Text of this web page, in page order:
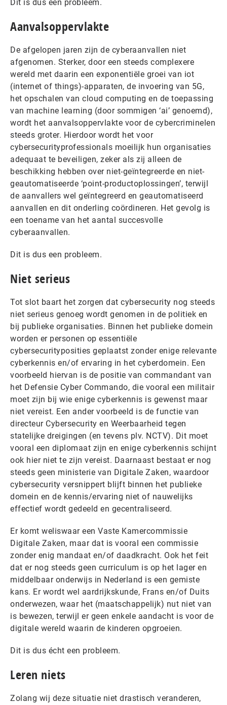
Dit is dus een probleem.
Aanvalsoppervlakte
De afgelopen jaren zijn de cyberaanvallen niet
afgenomen. Sterker, door een steeds complexere
wereld met daarin een exponentiële groei van iot
(internet of things)-apparaten, de invoering van 5G,
het opschalen van cloud computing en de toepassing
van machine learning (door sommigen ‘ai’ genoemd),
wordt het aanvalsoppervlakte voor de cybercriminelen
steeds groter. Hierdoor wordt het voor
cybersecurityprofessionals moeilijk hun organisaties
adequaat te beveiligen, zeker als zij alleen de
beschikking hebben over niet-geïntegreerde en niet-
geautomatiseerde ‘point-productoplossingen’, terwijl
de aanvallers wel geïntegreerd en geautomatiseerd
aanvallen en dit onderling coördineren. Het gevolg is
een toename van het aantal succesvolle
cyberaanvallen.
Dit is dus een probleem.
Niet serieus
Tot slot baart het zorgen dat cybersecurity nog steeds
niet serieus genoeg wordt genomen in de politiek en
bij publieke organisaties. Binnen het publieke domein
worden er personen op essentiële
cybersecurityposities geplaatst zonder enige relevante
cyberkennis en/of ervaring in het cyberdomein. Een
voorbeeld hiervan is de positie van commandant van
het Defensie Cyber Commando, die vooral een militair
moet zijn bij wie enige cyberkennis is gewenst maar
niet vereist. Een ander voorbeeld is de functie van
directeur Cybersecurity en Weerbaarheid tegen
statelijke dreigingen (en tevens plv. NCTV). Dit moet
vooral een diplomaat zijn en enige cyberkennis schijnt
ook hier niet te zijn vereist. Daarnaast bestaat er nog
steeds geen ministerie van Digitale Zaken, waardoor
cybersecurity versnippert blijft binnen het publieke
domein en de kennis/ervaring niet of nauwelijks
effectief wordt gedeeld en gecentraliseerd.
Er komt weliswaar een Vaste Kamercommissie
Digitale Zaken, maar dat is vooral een commissie
zonder enig mandaat en/of daadkracht. Ook het feit
dat er nog steeds geen curriculum is op het lager en
middelbaar onderwijs in Nederland is een gemiste
kans. Er wordt wel aardrijkskunde, Frans en/of Duits
onderwezen, waar het (maatschappelijk) nut niet van
is bewezen, terwijl er geen enkele aandacht is voor de
digitale wereld waarin de kinderen opgroeien.
Dit is dus écht een probleem.
Leren niets
Zolang wij deze situatie niet drastisch veranderen,